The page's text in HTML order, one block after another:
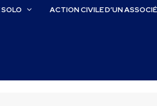
ACTION CIVILE D’UN ASSOCIÉ